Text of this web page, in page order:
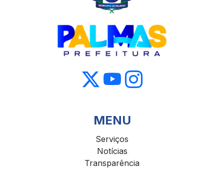
MENU
Serviços
Notícias
Transparência